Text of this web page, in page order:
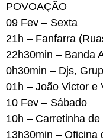
POVOAÇÃO
09 Fev – Sexta
21h – Fanfarra
22h30min – Banda
0h30min – Djs,
01h – João Victor e
10 Fev – Sábado
10h – Carretinha
13h30min – Oficina